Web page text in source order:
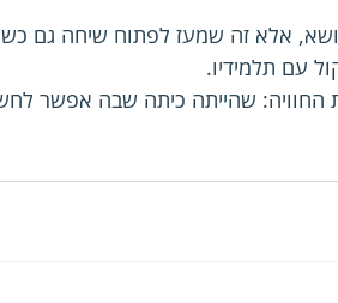
אלא זה שמעז לפתוח שיחה גם
עם תלמידיו.
שהייתה כיתה שבה אפשר